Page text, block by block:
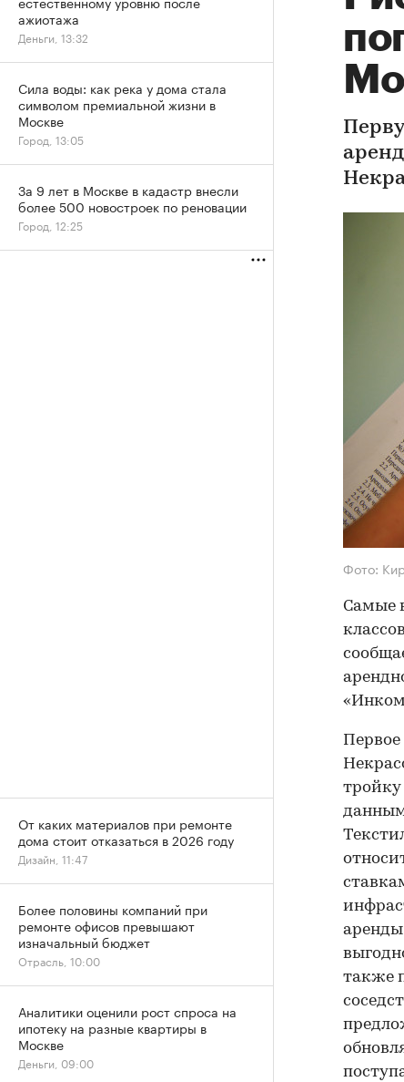
Фото:
Самые
Первое
тройку
также
ажиотажа
Деньги, 13:32
Сила воды: как река у дома стала
символом премиальной жизни в
Москве
Город, 13:05
За 9 лет в Москве в кадастр внесли
более 500 новостроек по реновации
Город, 12:25
От каких материалов при ремонте
дома стоит отказаться в 2026 году
Дизайн, 11:47
Более половины компаний при
ремонте офисов превышают
изначальный бюджет
Отрасль, 10:00
Аналитики оценили рост спроса на
ипотеку на разные квартиры в
Москве
Деньги, 09:00